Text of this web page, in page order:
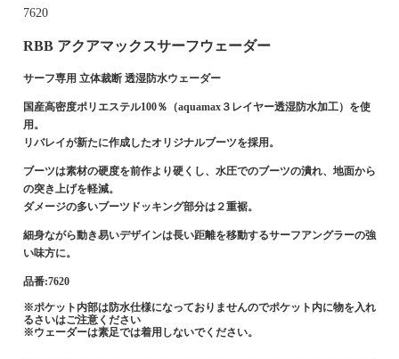
7620
RBB アクアマックスサーフウェーダー
サーフ専用 立体裁断 透湿防水ウェーダー
国産高密度ポリエステル100％（aquamax３レイヤー透湿防水加工）を使
用。
リバレイが新たに作成したオリジナルブーツを採用。
ブーツは素材の硬度を前作より硬くし、水圧でのブーツの潰れ、地面から
の突き上げを軽減。
ダメージの多いブーツドッキング部分は２重裾。
細身ながら動き易いデザインは長い距離を移動するサーフアングラーの強
い味方に。
品番:7620
※ポケット内部は防水仕様になっておりませんのでポケット内に物を入れ
るさいはご注意ください
※ウェーダーは素足では着用しないでください。